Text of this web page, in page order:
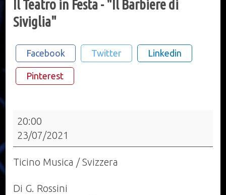
Il Teatro in Festa - "Il Barbiere di
Siviglia"
Facebook Twitter Linkedin
Pinterest
Il
Teatro
in
Festa
"Il
20:00
23/07/2021
Ticino Musica / Svizzera
Di G. Rossini